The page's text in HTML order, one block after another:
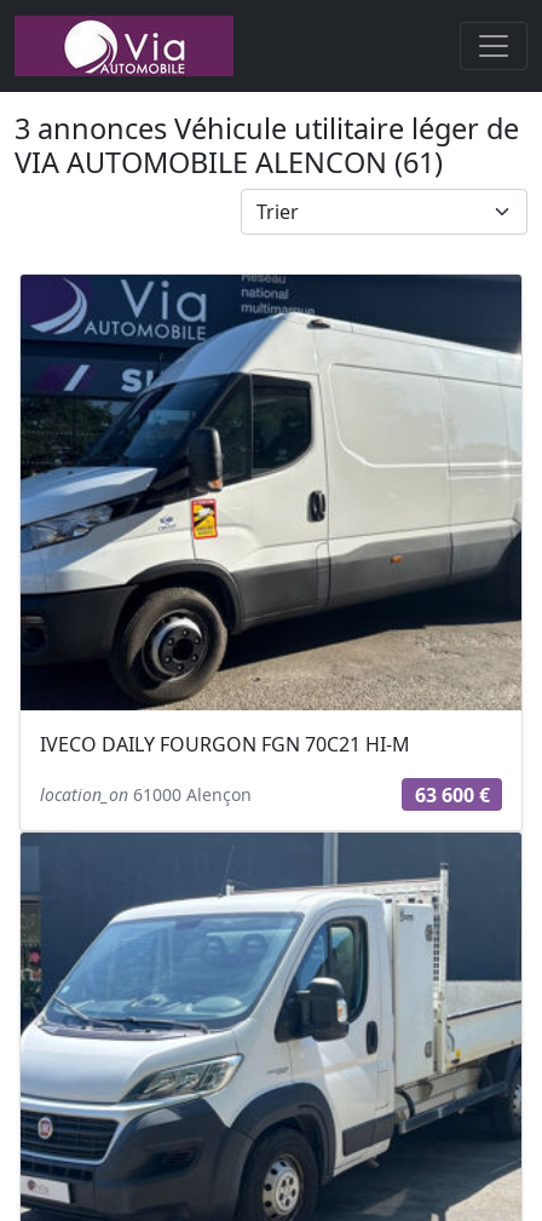
3 annonces Véhicule utilitaire léger de
VIA AUTOMOBILE ALENCON (61)
IVECO DAILY FOURGON FGN 70C21 HI-M
location_on 61000 Alençon 63 600 €